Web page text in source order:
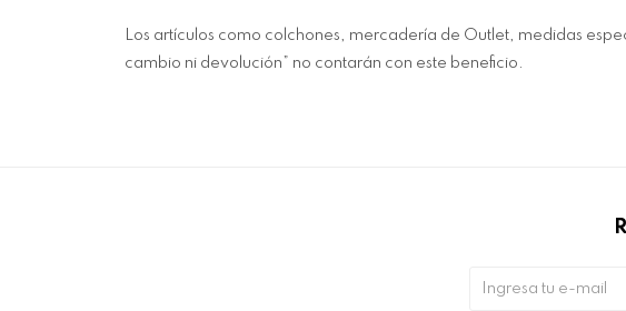
Los artículos como colchones, mercadería de Outlet, medidas
cambio ni devolución” no contarán con este beneficio.